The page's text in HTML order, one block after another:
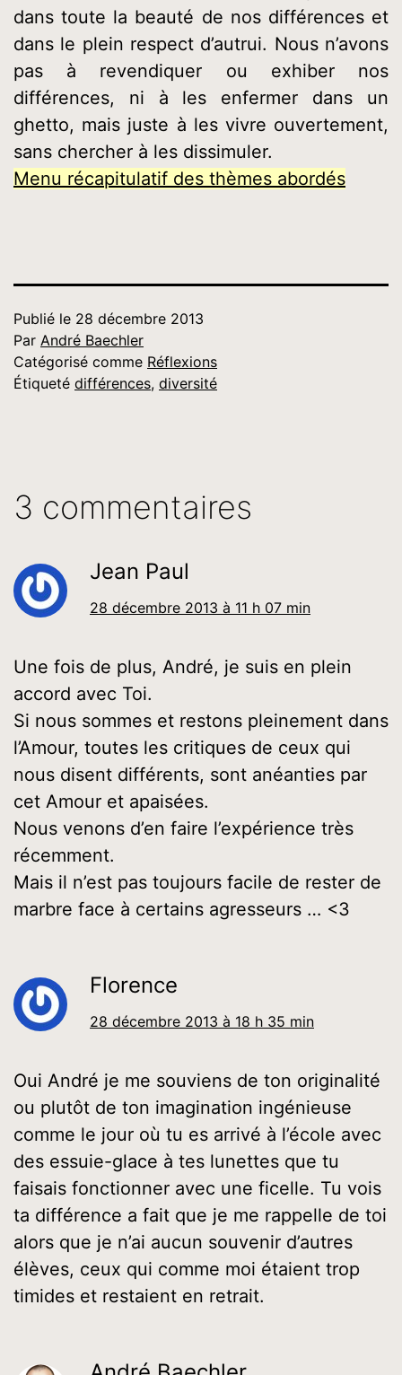
dans toute la beauté de nos différences et
dans le plein respect d’autrui. Nous n’avons
pas à revendiquer ou exhiber nos
différences, ni à les enfermer dans un
ghetto, mais juste à les vivre ouvertement,
sans chercher à les dissimuler.
Menu récapitulatif des thèmes abordés
Publié le 28 décembre 2013
Par André Baechler
Catégorisé comme Réflexions
Étiqueté différences, diversité
3 commentaires
Jean Paul
28 décembre 2013 à 11 h 07 min
Une fois de plus, André, je suis en plein
accord avec Toi.
Si nous sommes et restons pleinement dans
l’Amour, toutes les critiques de ceux qui
nous disent différents, sont anéanties par
cet Amour et apaisées.
Nous venons d’en faire l’expérience très
récemment.
Mais il n’est pas toujours facile de rester de
marbre face à certains agresseurs … <3
Florence
28 décembre 2013 à 18 h 35 min
Oui André je me souviens de ton originalité
ou plutôt de ton imagination ingénieuse
comme le jour où tu es arrivé à l’école avec
des essuie-glace à tes lunettes que tu
faisais fonctionner avec une ficelle. Tu vois
ta différence a fait que je me rappelle de toi
alors que je n’ai aucun souvenir d’autres
élèves, ceux qui comme moi étaient trop
timides et restaient en retrait.